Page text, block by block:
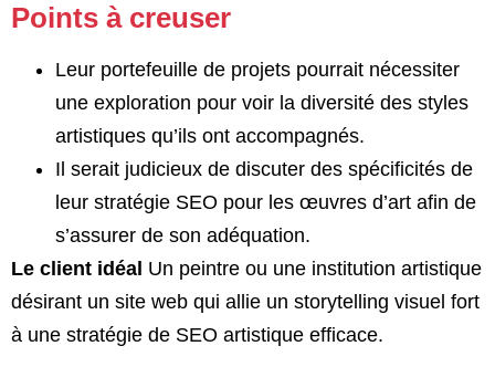
Points à creuser
Leur portefeuille de projets pourrait nécessiter
une exploration pour voir la diversité des styles
artistiques qu’ils ont accompagnés.
Il serait judicieux de discuter des spécificités de
leur stratégie SEO pour les œuvres d’art afin de
s’assurer de son adéquation.
Le client idéal Un peintre ou une institution artistique
désirant un site web qui allie un storytelling visuel fort
à une stratégie de SEO artistique efficace.